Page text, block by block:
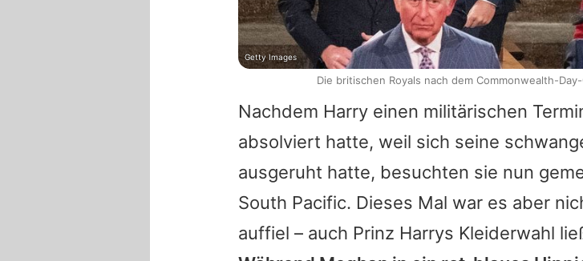
Nachdem Harry einen militärischen
absolviert hatte, weil sich seine
ausgeruht hatte, besuchten sie nun
South Pacific. Dieses Mal war es aber
auffiel – auch Prinz Harrys Kleiderwahl
Getty Images
Die britischen Royals nach dem Commonwealth-